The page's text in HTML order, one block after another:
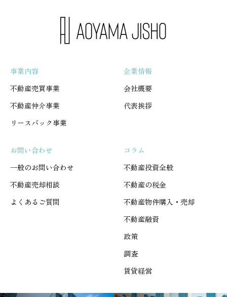
事業内容
不動産売買事業
不動産仲介事業
リースバック事業
企業情報
会社概要
代表挨拶
お問い合わせ
一般のお問い合わせ
不動産売却相談
よくあるご質問
コラム
不動産投資全般
不動産の税金
不動産物件購入・売却
不動産融資
政策
調査
賃貸経営